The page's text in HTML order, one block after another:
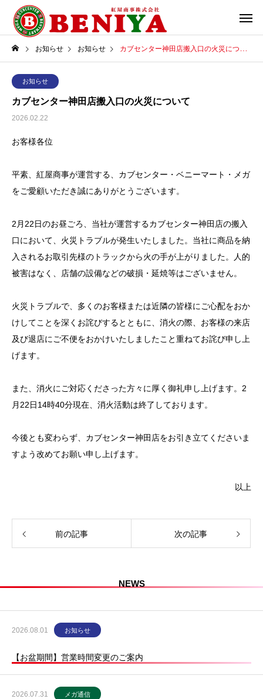
お知らせ お知らせ カブセンター神田店搬入口の火災について
お知らせ
カブセンター神田店搬入口の火災について
2026.02.22
お客様各位
平素、紅屋商事が運営する、カブセンター・ベニーマート・メガ
をご愛顧いただき誠にありがとうございます。
2月22日のお昼ごろ、当社が運営するカブセンター神田店の搬入
口において、火災トラブルが発生いたしました。当社に商品を納
入されるお取引先様のトラックから火の手が上がりました。人的
被害はなく、店舗の設備などの破損・延焼等はございません。
火災トラブルで、多くのお客様または近隣の皆様にご心配をおか
けしてことを深くお詫びするとともに、消火の際、お客様の来店
及び退店にご不便をおかけいたしましたこと重ねてお詫び申し上
げます。
また、消火にご対応くださった方々に厚く御礼申し上げます。2
月22日14時40分現在、消火活動は終了しております。
今後とも変わらず、カブセンター神田店をお引き立てくださいま
すよう改めてお願い申し上げます。
以上
前の記事 次の記事
NEWS
2026.08.01 お知らせ
【お盆期間】営業時間変更のご案内
2026.07.31 メガ通信